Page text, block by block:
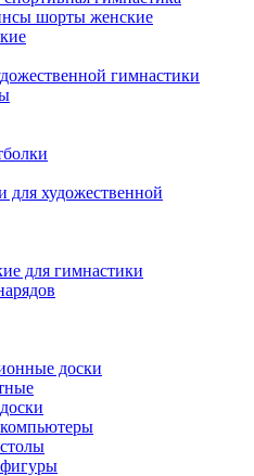
шорты женские
гимнастики
для художественной
для гимнастики
доски